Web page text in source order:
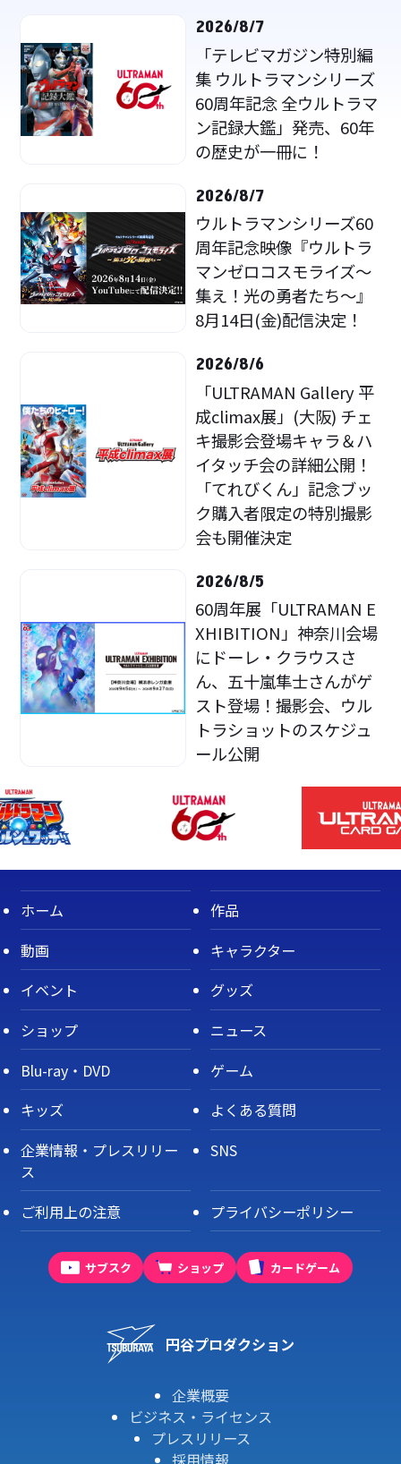
2026/8/7
「テレビマガジン特別編
集 ウルトラマンシリーズ
60周年記念 全ウルトラマ
ン記録大鑑」発売、60年
の歴史が一冊に！
2026/8/7
ウルトラマンシリーズ60
周年記念映像『ウルトラ
マンゼロコスモライズ～
集え！光の勇者たち～』
8月14日(金)配信決定！
2026/8/6
「ULTRAMAN Gallery 平
成climax展」(大阪) チェ
キ撮影会登場キャラ＆ハ
イタッチ会の詳細公開！
「てれびくん」記念ブッ
ク購入者限定の特別撮影
会も開催決定
2026/8/5
60周年展「ULTRAMAN E
XHIBITION」神奈川会場
にドーレ・クラウスさ
ん、五十嵐隼士さんがゲ
スト登場！撮影会、ウル
トラショットのスケジュ
ール公開
ホーム
作品
動画
キャラクター
イベント
グッズ
ショップ
ニュース
Blu-ray・DVD
ゲーム
キッズ
よくある質問
企業情報・プレスリリー
ス
SNS
ご利用上の注意 プライバシーポリシー
サブスク ショップ カードゲーム
円谷プロダクション
企業概要
ビジネス・ライセンス
プレスリリース
採用情報